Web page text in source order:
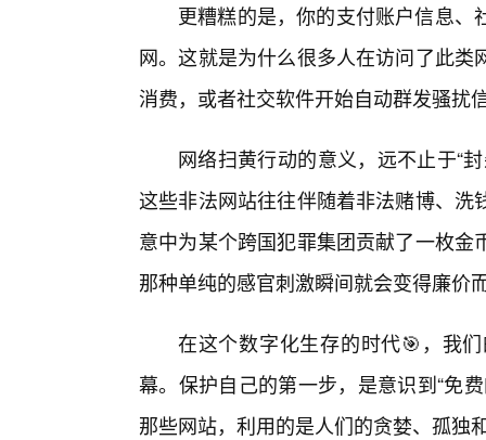
更糟糕的是，你的支付账户信息
网。这就是为什么很多人在访问了此
消费，或者社交软件开始自动群发骚扰
网络扫黄行动的意义，远不止于“
这些非法网站往往伴随着非法赌博、
意中为某个跨国犯罪集团贡献了一枚
那种单纯的感官刺激瞬间就会变得廉价
在这个数字化生存的时代🎯，我
幕。保护自己的第一步，是意识到“免
那些网站，利用的是人们的贪婪、孤独